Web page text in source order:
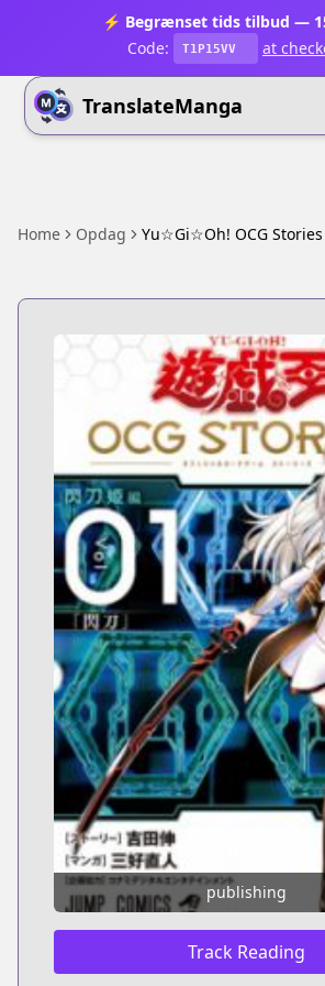
⚡ Begrænset tids tilbud —
Code:
T1P15VV at
TranslateManga
Home Opdag Yu☆Gi☆Oh! OCG Stories
publishing
Track Reading